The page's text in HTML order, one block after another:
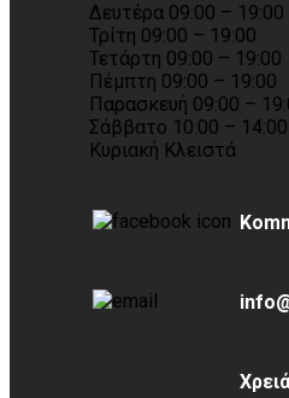
Δευτέρα 09:00 – 19:00
Τρίτη 09:00 – 19:00
Τετάρτη 09:00 – 19:00
Πέμπτη 09:00 – 19:00
Παρασκευή 09:00 –
Σάββατο 10:00 – 14:00
Κυριακή Κλειστά